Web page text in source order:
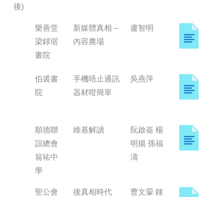
後)
樂善堂
梁銶琚
書院
新媒體真相 –
內容農場
盧智明
伯裘書
院
手機唔止通訊
器材咁簡單
吳燕萍
順德聯
誼總會
翁祐中
學
維基解讀
阮啟崙 楊
明揚 孫福
濤
聖公會
後真相時代
曹文翬 鍾